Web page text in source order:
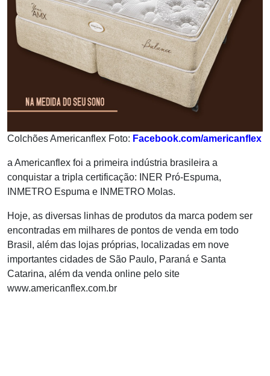
Colchões Americanflex Foto: Facebook.com/americanflex
a Americanflex foi a primeira indústria brasileira a
conquistar a tripla certificação: INER Pró-Espuma,
INMETRO Espuma e INMETRO Molas.
Hoje, as diversas linhas de produtos da marca podem ser
encontradas em milhares de pontos de venda em todo
Brasil, além das lojas próprias, localizadas em nove
importantes cidades de São Paulo, Paraná e Santa
Catarina, além da venda online pelo site
www.americanflex.com.br